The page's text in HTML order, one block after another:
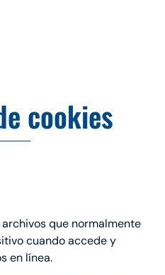
cookies
que normalmente
cuando accede y
en línea.